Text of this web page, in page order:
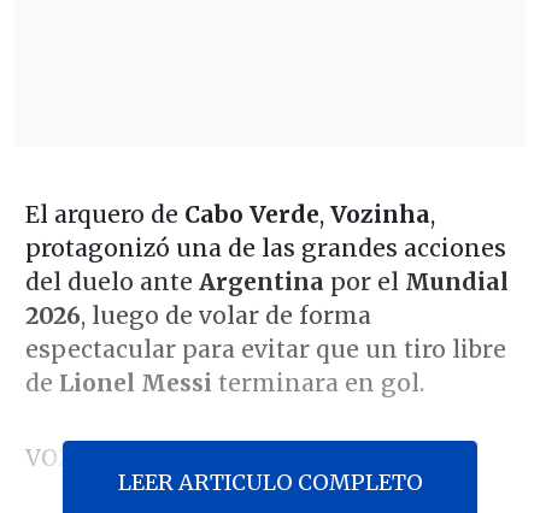
El arquero de Cabo Verde, Vozinha,
protagonizó una de las grandes acciones
del duelo ante Argentina por el Mundial
2026, luego de volar de forma
espectacular para evitar que un tiro libre
de Lionel Messi terminara en gol.
VOZINHA NO ES COURTOIS, ES MEJOR
LEER ARTICULO COMPLETO